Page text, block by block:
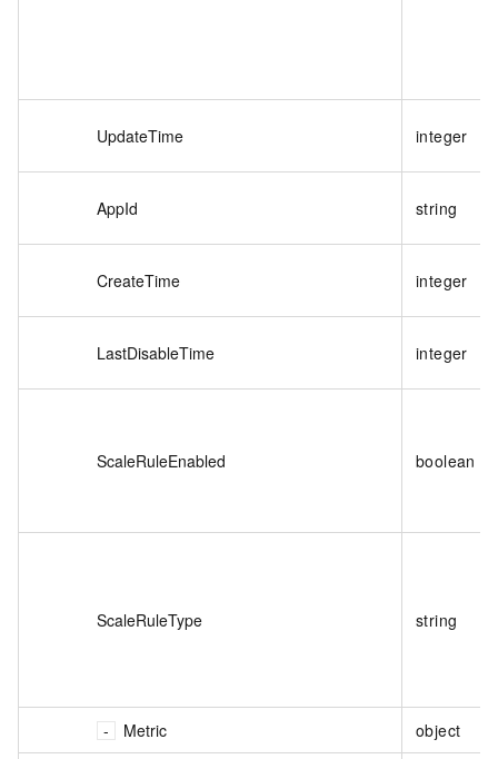
UpdateTime integer
AppId string
CreateTime integer
LastDisableTime integer
ScaleRuleEnabled boolean
ScaleRuleType string
Metric object